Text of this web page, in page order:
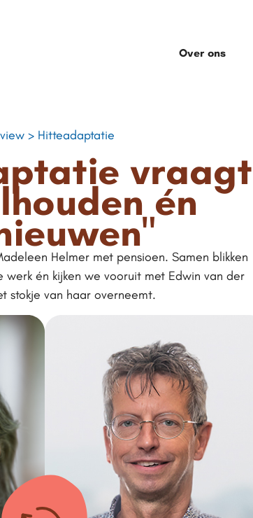
Over ons
> Hitteadaptatie
vraagt
én
Helmer met pensioen. Samen blikken
én kijken we vooruit met Edwin van der
stokje van haar overneemt.